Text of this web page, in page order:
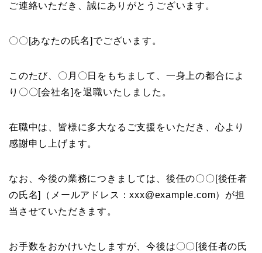
ご連絡いただき、誠にありがとうございます。
〇〇[あなたの氏名]でございます。
このたび、〇月〇日をもちまして、一身上の都合によ
り〇〇[会社名]を退職いたしました。
在職中は、皆様に多大なるご支援をいただき、心より
感謝申し上げます。
なお、今後の業務につきましては、後任の〇〇[後任者
の氏名]（メールアドレス：xxx@example.com）が担
当させていただきます。
お手数をおかけいたしますが、今後は〇〇[後任者の氏